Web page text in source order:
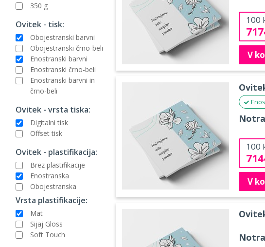
350 g
Ovitek - tisk:
Obojestranski barvni
Obojestranski črno-beli
Enostranski barvni
Enostranski črno-beli
Enostranski barvni in
črno-beli
Ovitek - vrsta tiska:
Digitalni tisk
Offset tisk
Ovitek - plastifikacija:
Brez plastifikacije
Enostranska
Obojestranska
Vrsta plastifikacije:
Mat
Sijaj Gloss
Soft Touch
100
717
V
100
714
V